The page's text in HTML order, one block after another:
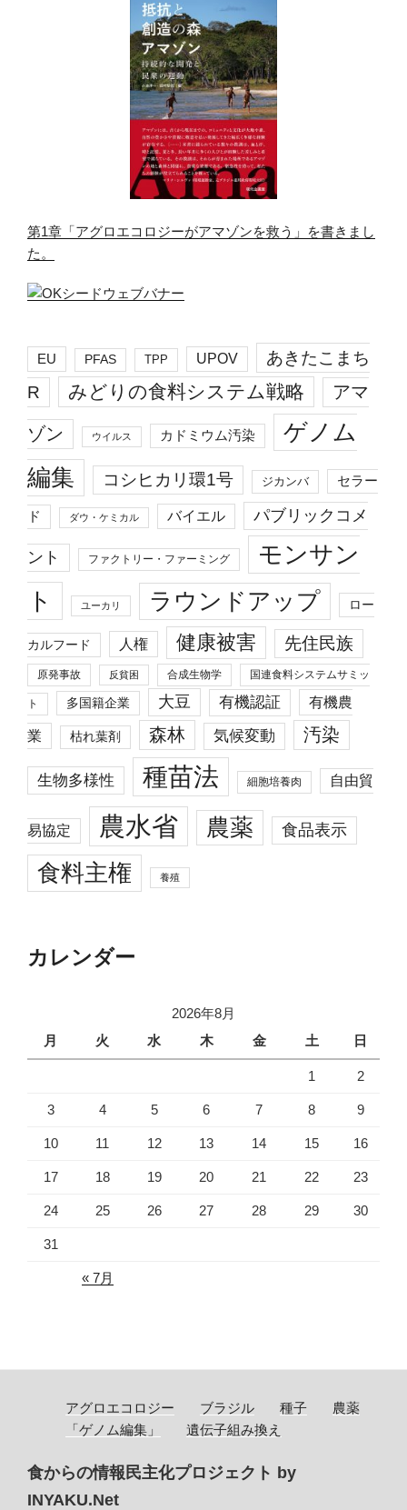
第1章「アグロエコロジーがアマゾンを救う」を書きまし
た。
EU PFAS TPP UPOV
あきたこまち
R
みどりの食料システム戦略 アマ
ゾン ウイルス カドミウム汚染
ゲノム
編集
コシヒカリ環1号 ジカンバ セラー
ド ダウ・ケミカル バイエル パブリックコメ
ント ファクトリー・ファーミング
モンサン
ト
ユーカリ ラウンドアップ ロー
カルフード 人権 健康被害 先住民族
原発事故 反貧困 合成生物学 国連食料システムサミッ
ト 多国籍企業 大豆 有機認証 有機農
業 枯れ葉剤 森林 気候変動 汚染
生物多様性 種苗法 細胞培養肉 自由貿
易協定 農水省 農薬 食品表示
食料主権 養殖
カレンダー
2026年8月
月
火 水 木 金 土 日
1 2
3 4 5 6 7 8 9
10 11 12 13 14 15 16
17 18 19 20 21 22 23
24 25 26 27 28 29 30
31
« 7月
アグロエコロジー ブラジル 種子
農薬
「ゲノム編集」
遺伝子組み換え
食からの情報民主化プロジェクト by
INYAKU.Net